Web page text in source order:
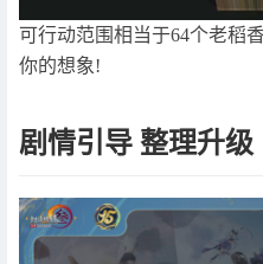
可行动范围相当于64个老稻
你的想象!
剧情引导 整理升级